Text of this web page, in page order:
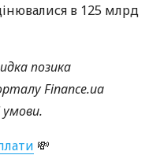
в 125 млрд
позика
Finance.ua
💸